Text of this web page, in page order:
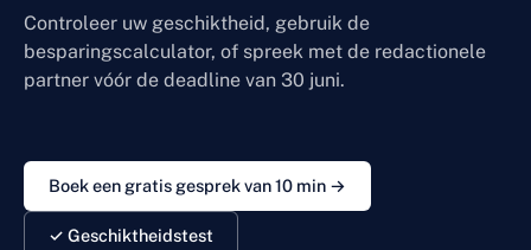
Controleer uw geschiktheid, gebruik de
besparingscalculator, of spreek met de redactionele
partner vóór de deadline van 30 juni.
Boek een gratis gesprek van 10 min →
✓ Geschiktheidstest